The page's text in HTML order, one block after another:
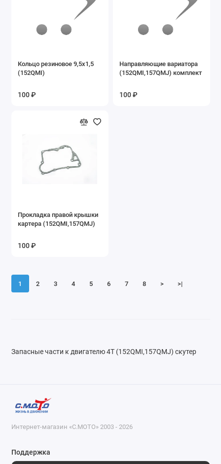
Запасные части на Трицикл
Запасные части на эл.квадроцикл ЕА15
Запасные части на электровелосипеды
Покрышки б/у
Сайлентблоки
Фильтры воздушные
Кольцо резиновое 9,5х1,5
(152QMI)
100 ₽
Направляющие вариатора
(152QMI,157QMJ) комплект
100 ₽
Прокладка правой крышки
картера (152QMI,157QMJ)
100 ₽
1 2 3 4 5 6 7 8 > >|
Запасные части к двигателю 4Т (152QMI,157QMJ) скутер
Интернет-магазин «С.МОТО» 2003 - 2026
Поддержка